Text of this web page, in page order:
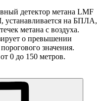
детектор метана LMF
на БПЛА,
метана с воздуха.
о превышении
значения.
0 до 150 метров.